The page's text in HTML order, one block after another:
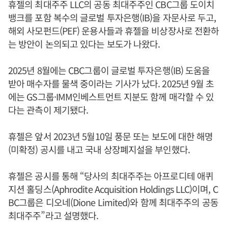
휴젤의 최대주주 LLC의 공동 최대주주인 CBC그룹 도이치
뱅크를 포함 복수의 글로벌 투자은행(IB)을 자문사로 두고,
해외 사모펀드(PEF) 운용사들과 휴젤을 비상장사로 전환하
는 방안이 논의되고 있다는 보도가 나왔다.
2025년 8월에는 CBC그룹이 글로벌 투자은행(IB) 도움을
받아 매수자를 물색 중이라는 기사가 났다. 2025년 9월 초
에는 GS그룹·IMM인베스트먼트 지분도 함께 매각할 수 있
다는 관측이 제기됐다.
휴젤은 앞서 2023년 5월10일 풍문 또는 보도에 대한 해명
(미확정) 공시를 내고 국내 상장폐지설을 부인했다.
휴젤은 공시를 통해 “당사의 최대주주는 아프로디테 애퀴
지션 홀딩스(Aphrodite Acquisition Holdings LLC)이며, C
BC그룹은 디오네(Dione Limited)와 함께 최대주주의 공동
최대주주”라고 설명했다.